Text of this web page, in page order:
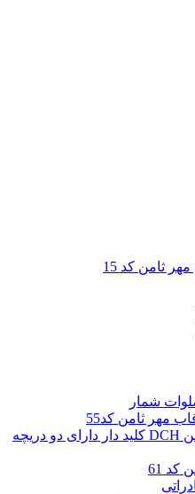
ثامن کد 15
شمار
مهر ثامن کد55
رکعت شمار ثامن DCH کلید دار دارای دو دریچه
61